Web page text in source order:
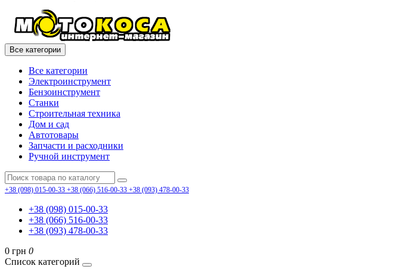
Все категории
Все категории
Электроинструмент
Бензоинструмент
Станки
Строительная техника
Дом и сад
Автотовары
Запчасти и расходники
Ручной инструмент
+38 (098) 015-00-33 +38 (066) 516-00-33 +38 (093) 478-00-33
+38 (098) 015-00-33
+38 (066) 516-00-33
+38 (093) 478-00-33
0 грн 0
Список категорий